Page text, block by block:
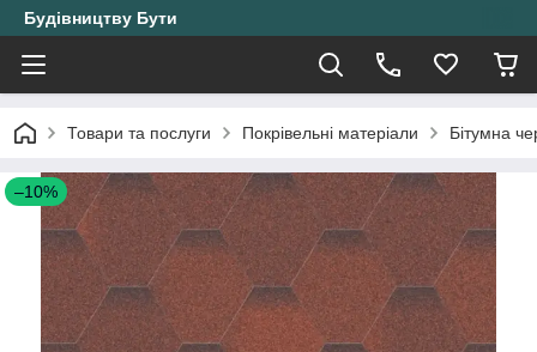
Будівництву Бути
Товари та послуги Покрівельні матеріали Бітумна
–10%